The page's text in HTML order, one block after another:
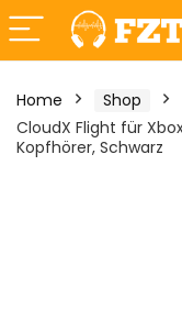
Home Shop
CloudX Flight für
Kopfhörer, Schwarz